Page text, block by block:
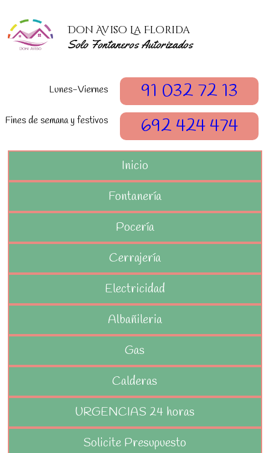
Don Aviso La Florida
Solo Fontaneros Autorizados
Lunes-Viernes 91 032 72 13
Fines de semana y festivos 692 424 474
Inicio
Fontanería
Pocería
Cerrajería
Electricidad
Albañileria
Gas
Calderas
URGENCIAS 24 horas
Solicite Presupuesto